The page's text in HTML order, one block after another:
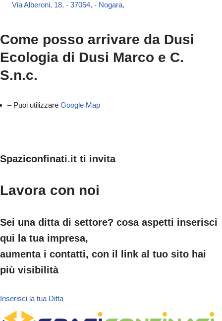
Via Alberoni, 18, - 37054, - Nogara,
Come posso arrivare da Dusi
Ecologia di Dusi Marco e C.
S.n.c.
– Puoi utilizzare Google Map
Spaziconfinati.it ti invita
Lavora con noi
Sei una ditta di settore? cosa aspetti inserisci
qui la tua impresa,
aumenta i contatti, con il link al tuo sito hai
più visibilità
Inserisci la tua Ditta